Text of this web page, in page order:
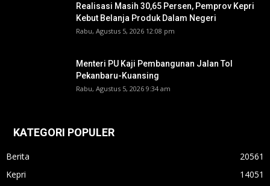
Realisasi Masih 30,65 Persen, Pemprov Kepri
Kebut Belanja Produk Dalam Negeri
Rabu, Agustus 5, 2026 12:08 pm
Menteri PU Kaji Pembangunan Jalan Tol
Pekanbaru-Kuansing
Rabu, Agustus 5, 2026 9:34 am
KATEGORI POPULER
Berita
20561
Kepri
14051